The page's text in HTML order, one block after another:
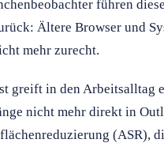
führen
Ältere Browser und
mehr zurecht.
greift in den Arbeitsalltag
nicht mehr direkt in
(ASR),